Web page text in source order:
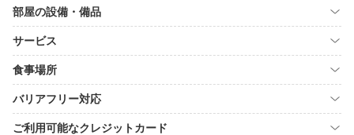
部屋の設備・備品
サービス
食事場所
バリアフリー対応
ご利用可能なクレジットカード